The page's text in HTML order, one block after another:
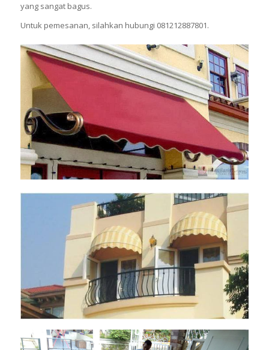
yang sangat bagus.
Untuk pemesanan, silahkan hubungi 081212887801.